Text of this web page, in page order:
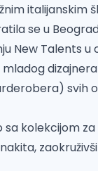
italijanskim
se u
New Talents u
mladog
svih
sa kolekcijom